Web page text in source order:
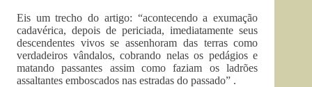
Eis um trecho do artigo: “acontecendo a exumação
cadavérica, depois de periciada, imediatamente seus
descendentes vivos se assenhoram das terras como
verdadeiros vândalos, cobrando nelas os pedágios e
matando passantes assim como faziam os ladrões
assaltantes emboscados nas estradas do passado” .